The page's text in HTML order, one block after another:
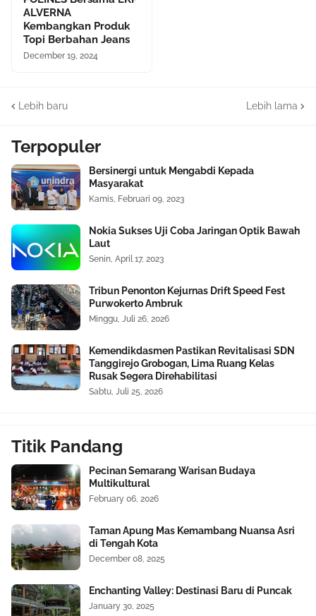
ALVERNA
Kembangkan Produk
Topi Berbahan Jeans
December 19, 2024
Lebih baru Lebih lama
Terpopuler
Bersinergi untuk Mengabdi Kepada
Masyarakat
Kamis, Februari 09, 2023
Nokia Sukses Uji Coba Jaringan Optik Bawah
Laut
Senin, April 17, 2023
Tribun Penonton Kejurnas Drift Speed Fest
Purwokerto Ambruk
Minggu, Juli 26, 2026
Kemendikdasmen Pastikan Revitalisasi SDN
Tanggirejo Grobogan, Lima Ruang Kelas
Rusak Segera Direhabilitasi
Sabtu, Juli 25, 2026
Titik Pandang
Pecinan Semarang Warisan Budaya
Multikultural
February 06, 2026
Taman Apung Mas Kemambang Nuansa Asri
di Tengah Kota
December 08, 2025
Enchanting Valley: Destinasi Baru di Puncak
January 30, 2025